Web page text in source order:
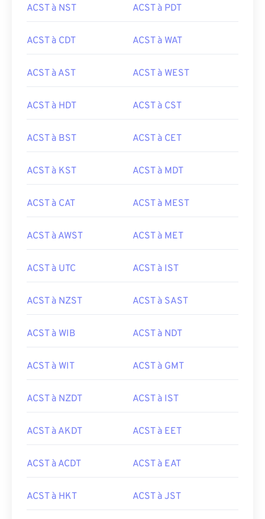
ACST à NST ACST à PDT
ACST à CDT ACST à WAT
ACST à AST ACST à WEST
ACST à HDT ACST à CST
ACST à BST ACST à CET
ACST à KST ACST à MDT
ACST à CAT ACST à MEST
ACST à AWST ACST à MET
ACST à UTC ACST à IST
ACST à NZST ACST à SAST
ACST à WIB ACST à NDT
ACST à WIT ACST à GMT
ACST à NZDT ACST à IST
ACST à AKDT ACST à EET
ACST à ACDT ACST à EAT
ACST à HKT ACST à JST